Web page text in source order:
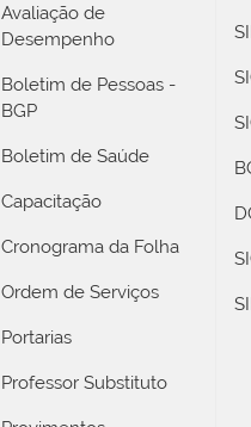
Avaliação de
Desempenho
Boletim de Pessoas -
BGP
Boletim de Saúde
Capacitação
Cronograma da Folha
Ordem de Serviços
Portarias
Professor Substituto